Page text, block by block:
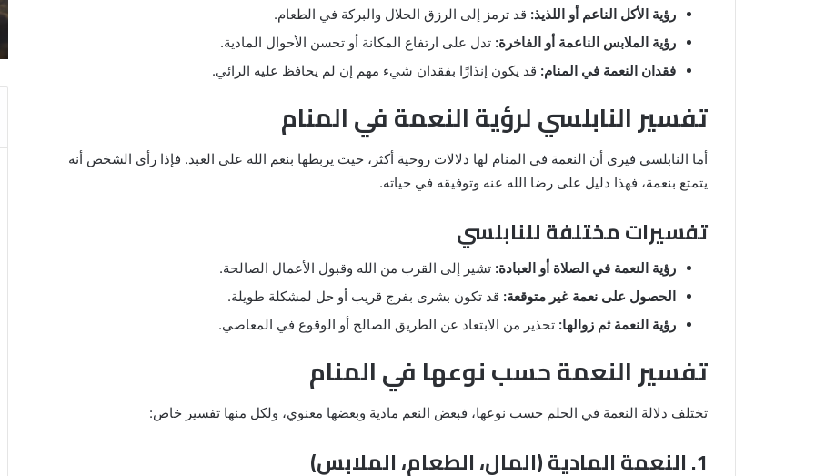
رؤية الأكل الناعم أو اللذيذ: قد ترمز إلى الرزق الحلال والبركة في الطعام.
رؤية الملابس الناعمة أو الفاخرة: تدل على ارتفاع المكانة أو تحسن الأحوال المادية.
فقدان النعمة في المنام: قد يكون إنذارًا بفقدان شيء مهم إن لم يحافظ عليه الرائي.
تفسير النابلسي لرؤية النعمة في المنام
أما النابلسي فيرى أن النعمة في المنام لها دلالات روحية أكثر، حيث يربطها بنعم الله على العبد. فإذا رأى الشخص أنه
يتمتع بنعمة، فهذا دليل على رضا الله عنه وتوفيقه في حياته.
تفسيرات مختلفة للنابلسي
رؤية النعمة في الصلاة أو العبادة: تشير إلى القرب من الله وقبول الأعمال الصالحة.
الحصول على نعمة غير متوقعة: قد تكون بشرى بفرج قريب أو حل لمشكلة طويلة.
رؤية النعمة ثم زوالها: تحذير من الابتعاد عن الطريق الصالح أو الوقوع في المعاصي.
تفسير النعمة حسب نوعها في المنام
تختلف دلالة النعمة في الحلم حسب نوعها، فبعض النعم مادية وبعضها معنوي، ولكل منها تفسير خاص:
1. النعمة المادية (المال، الطعام، الملابس)
ابن
سيرين
رؤية الحمام المتسخ بالبراز في المنام:
دلالات وتفسيرات ابن سيرين والنابلسي
8 يونيو، 2025
خروج شي من الدبر في المنام للمتزوجة